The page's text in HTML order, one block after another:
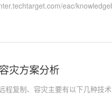
eac/
灾方案分析
复制、容灾主要有以下几种技